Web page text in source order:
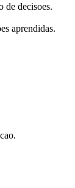
de decisoes.
aprendidas.